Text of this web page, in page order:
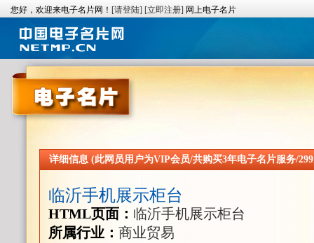
您好，欢迎来电子名片网！ [请登陆] [立即注册] 网上电子名片
详细信息 (此网员用户为VIP会员/共购买3年电子名片服务/
临沂手机展示柜台
HTML页面： 临沂手机展示柜台
所属行业： 商业贸易